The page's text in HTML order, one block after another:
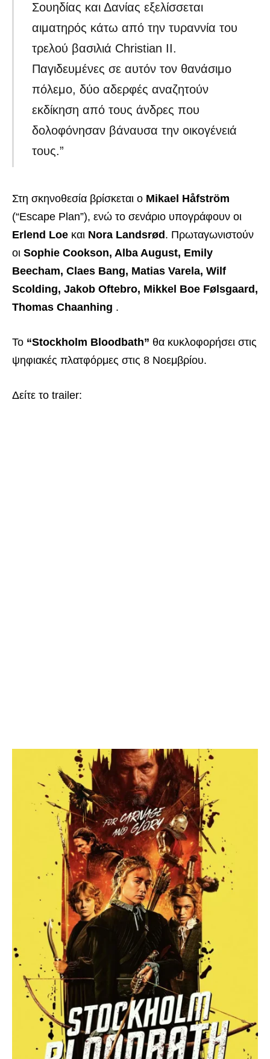
Σουηδίας και Δανίας εξελίσσεται
αιματηρός κάτω από την τυραννία του
τρελού βασιλιά Christian II.
Παγιδευμένες σε αυτόν τον θανάσιμο
πόλεμο, δύο αδερφές αναζητούν
εκδίκηση από τους άνδρες που
δολοφόνησαν βάναυσα την οικογένειά
τους.”
Στη σκηνοθεσία βρίσκεται ο Mikael Håfström
(“Escape Plan”), ενώ το σενάριο υπογράφουν οι
Erlend Loe και Nora Landsrød . Πρωταγωνιστούν
οι Sophie Cookson, Alba August, Emily
Beecham, Claes Bang, Matias Varela, Wilf
Scolding, Jakob Oftebro, Mikkel Boe Følsgaard,
Thomas Chaanhing .
Το “Stockholm Bloodbath” θα κυκλοφορήσει στις
ψηφιακές πλατφόρμες στις 8 Νοεμβρίου.
Δείτε το trailer: